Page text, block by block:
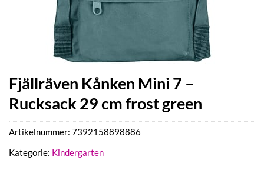
Fjällräven Kånken Mini 7 –
Rucksack 29 cm frost green
Artikelnummer: 7392158898886
Kategorie: Kindergarten